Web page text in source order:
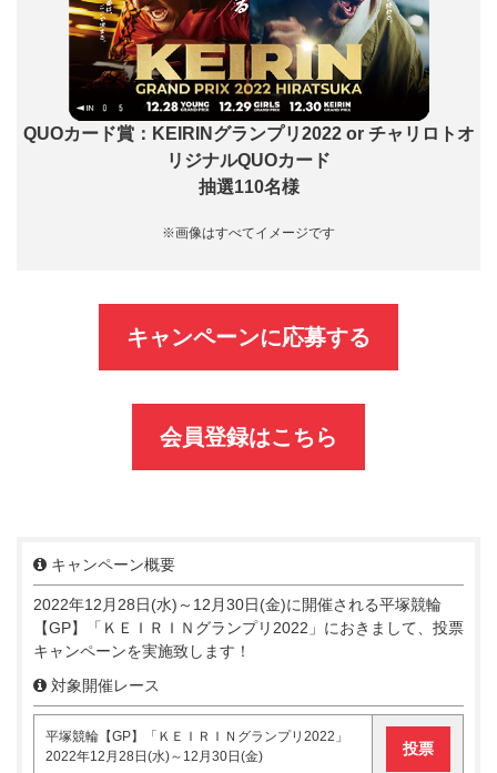
QUOカード賞：KEIRINグランプリ2022 or チャリロトオ
リジナルQUOカード
抽選110名様
※画像はすべてイメージです
キャンペーンに応募する
会員登録はこちら
キャンペーン概要
2022年12月28日(水)～12月30日(金)に開催される平塚競輪
【GP】「ＫＥＩＲＩＮグランプリ2022」におきまして、投票
キャンペーンを実施致します！
対象開催レース
平塚競輪【GP】「ＫＥＩＲＩＮグランプリ2022」
2022年12月28日(水)～12月30日(金)
投票